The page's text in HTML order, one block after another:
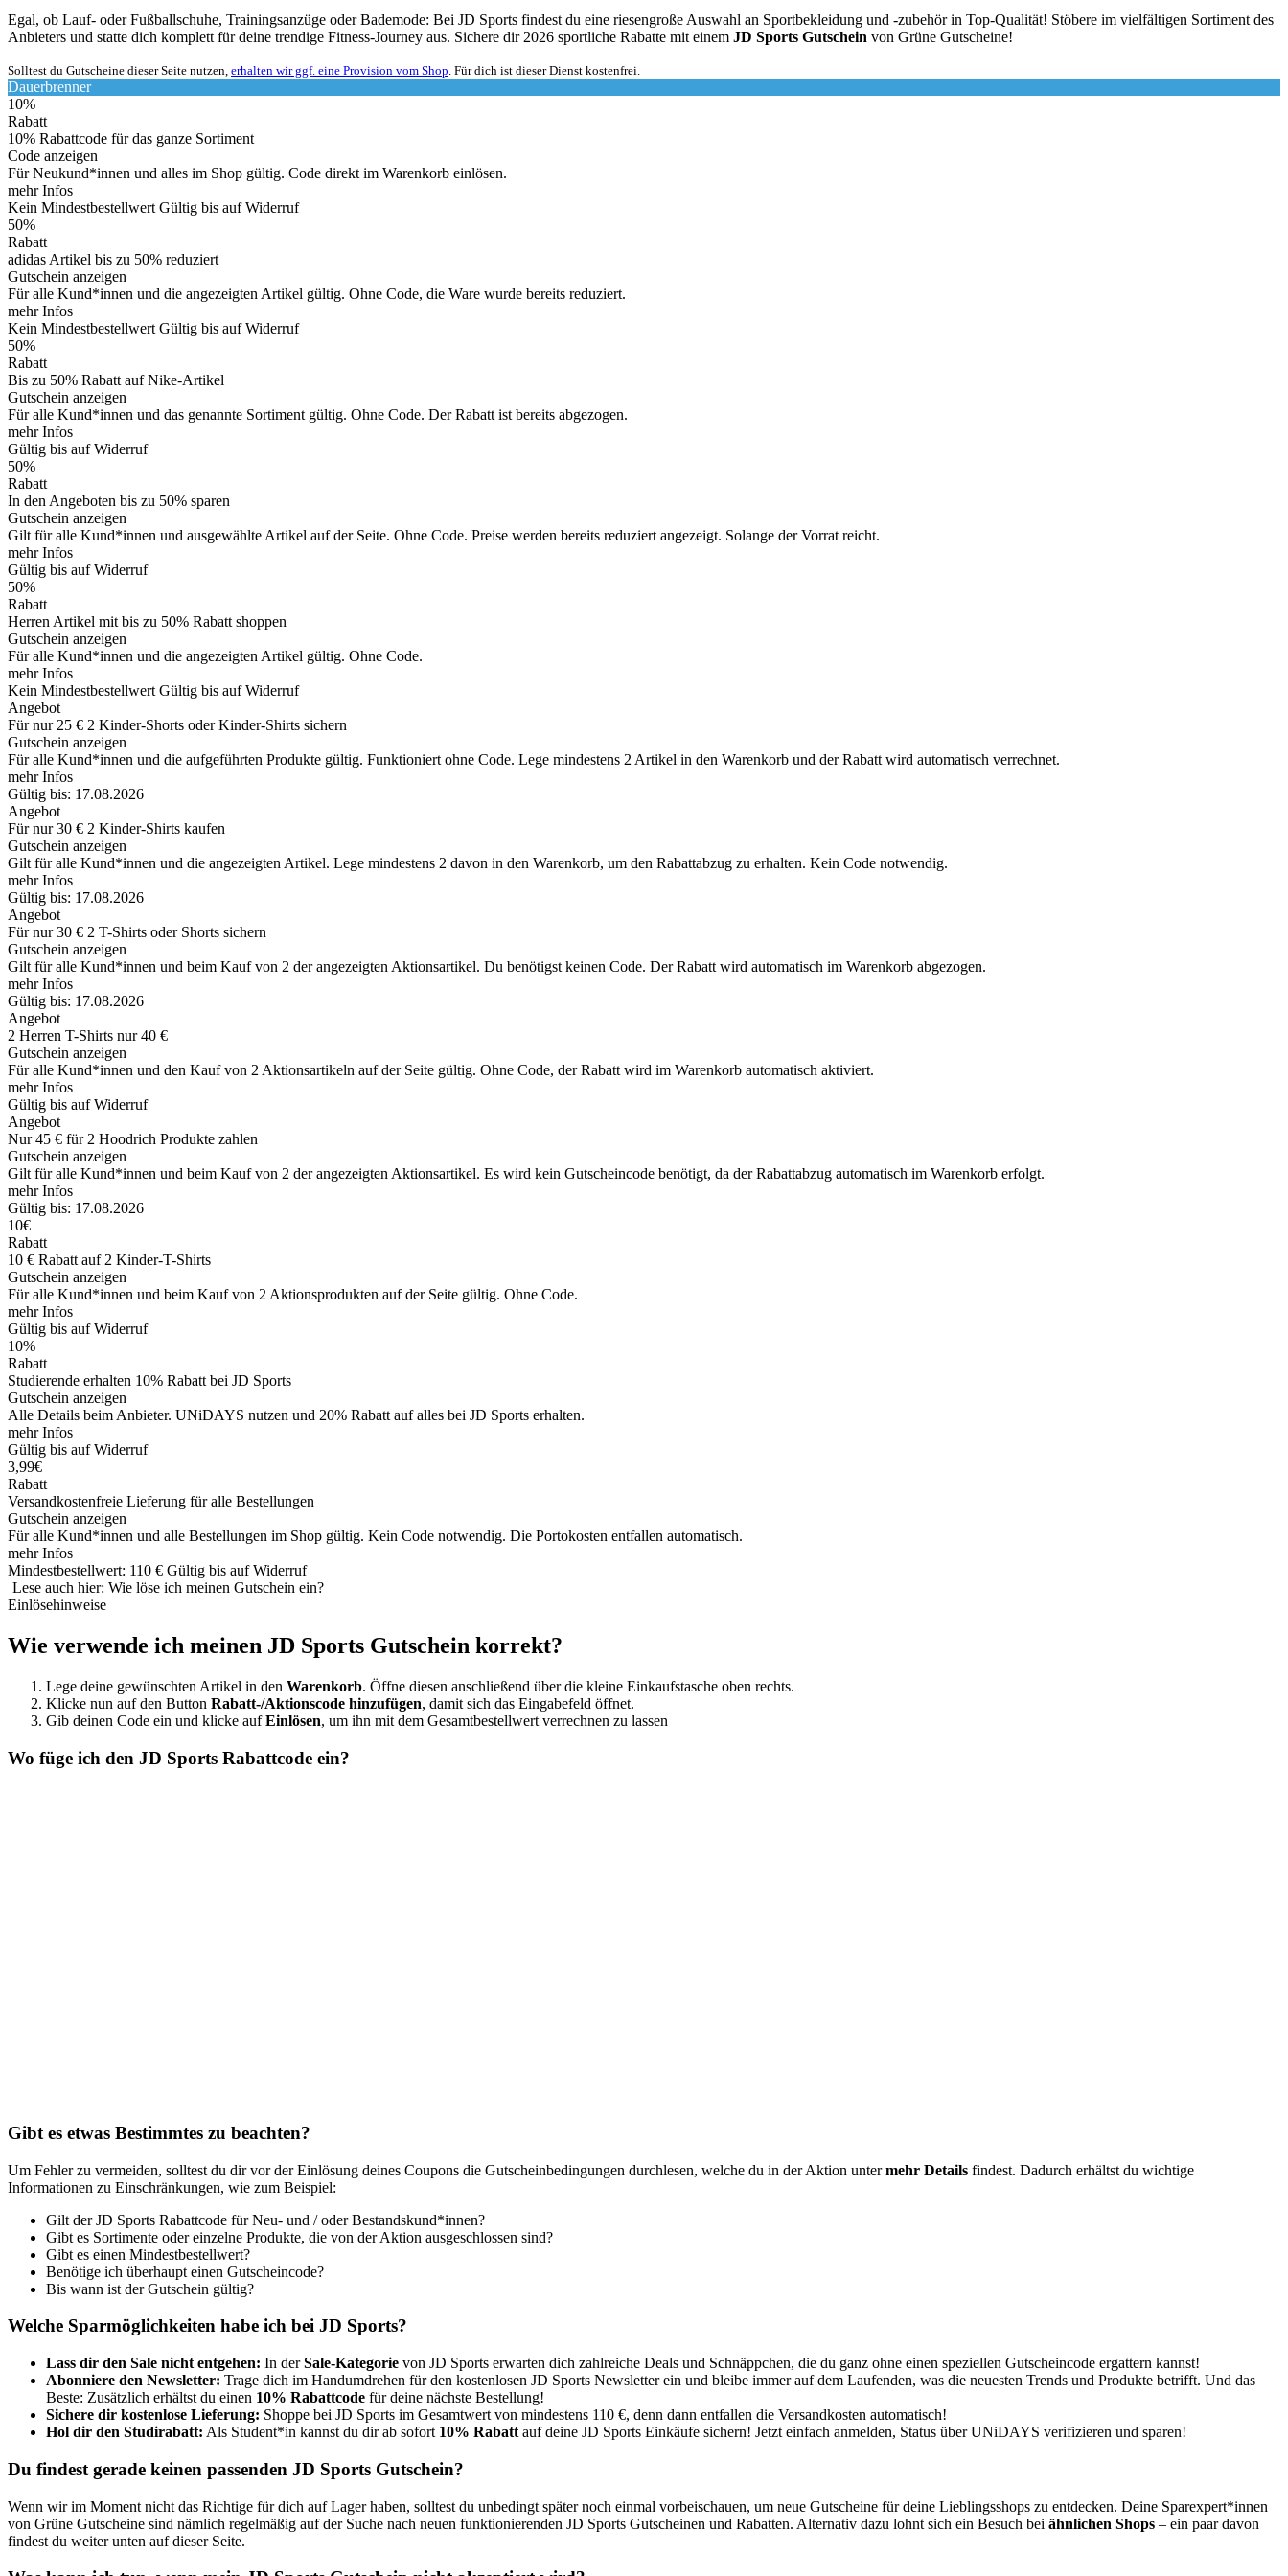
Egal, ob Lauf- oder Fußballschuhe, Trainingsanzüge oder Bademode: Bei JD Sports findest du eine riesengroße Auswahl an Sportbekleidung und -zubehör in Top-Qualität! Stöbere im vielfältigen Sortiment des
Anbieters und statte dich komplett für deine trendige Fitness-Journey aus. Sichere dir 2026 sportliche Rabatte mit einem JD Sports Gutschein von Grüne Gutscheine!
Solltest du Gutscheine dieser Seite nutzen, erhalten wir ggf. eine Provision vom Shop . Für dich ist dieser Dienst kostenfrei.
Dauerbrenner
10%
Rabatt
10% Rabattcode für das ganze Sortiment
Code anzeigen
Für Neukund*innen und alles im Shop gültig. Code direkt im Warenkorb einlösen.
mehr Infos
Kein Mindestbestellwert Gültig bis auf Widerruf
50%
Rabatt
adidas Artikel bis zu 50% reduziert
Gutschein anzeigen
Für alle Kund*innen und die angezeigten Artikel gültig. Ohne Code, die Ware wurde bereits reduziert.
mehr Infos
Kein Mindestbestellwert Gültig bis auf Widerruf
50%
Rabatt
Bis zu 50% Rabatt auf Nike-Artikel
Gutschein anzeigen
Für alle Kund*innen und das genannte Sortiment gültig. Ohne Code. Der Rabatt ist bereits abgezogen.
mehr Infos
Gültig bis auf Widerruf
50%
Rabatt
In den Angeboten bis zu 50% sparen
Gutschein anzeigen
Gilt für alle Kund*innen und ausgewählte Artikel auf der Seite. Ohne Code. Preise werden bereits reduziert angezeigt. Solange der Vorrat reicht.
mehr Infos
Gültig bis auf Widerruf
50%
Rabatt
Herren Artikel mit bis zu 50% Rabatt shoppen
Gutschein anzeigen
Für alle Kund*innen und die angezeigten Artikel gültig. Ohne Code.
mehr Infos
Kein Mindestbestellwert Gültig bis auf Widerruf
Angebot
Für nur 25 € 2 Kinder-Shorts oder Kinder-Shirts sichern
Gutschein anzeigen
Für alle Kund*innen und die aufgeführten Produkte gültig. Funktioniert ohne Code. Lege mindestens 2 Artikel in den Warenkorb und der Rabatt wird automatisch verrechnet.
mehr Infos
Gültig bis: 17.08.2026
Angebot
Für nur 30 € 2 Kinder-Shirts kaufen
Gutschein anzeigen
Gilt für alle Kund*innen und die angezeigten Artikel. Lege mindestens 2 davon in den Warenkorb, um den Rabattabzug zu erhalten. Kein Code notwendig.
mehr Infos
Gültig bis: 17.08.2026
Angebot
Für nur 30 € 2 T-Shirts oder Shorts sichern
Gutschein anzeigen
Gilt für alle Kund*innen und beim Kauf von 2 der angezeigten Aktionsartikel. Du benötigst keinen Code. Der Rabatt wird automatisch im Warenkorb abgezogen.
mehr Infos
Gültig bis: 17.08.2026
Angebot
2 Herren T-Shirts nur 40 €
Gutschein anzeigen
Für alle Kund*innen und den Kauf von 2 Aktionsartikeln auf der Seite gültig. Ohne Code, der Rabatt wird im Warenkorb automatisch aktiviert.
mehr Infos
Gültig bis auf Widerruf
Angebot
Nur 45 € für 2 Hoodrich Produkte zahlen
Gutschein anzeigen
Gilt für alle Kund*innen und beim Kauf von 2 der angezeigten Aktionsartikel. Es wird kein Gutscheincode benötigt, da der Rabattabzug automatisch im Warenkorb erfolgt.
mehr Infos
Gültig bis: 17.08.2026
10€
Rabatt
10 € Rabatt auf 2 Kinder-T-Shirts
Gutschein anzeigen
Für alle Kund*innen und beim Kauf von 2 Aktionsprodukten auf der Seite gültig. Ohne Code.
mehr Infos
Gültig bis auf Widerruf
10%
Rabatt
Studierende erhalten 10% Rabatt bei JD Sports
Gutschein anzeigen
Alle Details beim Anbieter. UNiDAYS nutzen und 20% Rabatt auf alles bei JD Sports erhalten.
mehr Infos
Gültig bis auf Widerruf
3,99€
Rabatt
Versandkostenfreie Lieferung für alle Bestellungen
Gutschein anzeigen
Für alle Kund*innen und alle Bestellungen im Shop gültig. Kein Code notwendig. Die Portokosten entfallen automatisch.
mehr Infos
Mindestbestellwert: 110 € Gültig bis auf Widerruf
Lese auch hier: Wie löse ich meinen Gutschein ein?
Einlösehinweise
Wie verwende ich meinen JD Sports Gutschein korrekt?
Lege deine gewünschten Artikel in den Warenkorb. Öffne diesen anschließend über die kleine Einkaufstasche oben rechts.
Klicke nun auf den Button Rabatt-/Aktionscode hinzufügen, damit sich das Eingabefeld öffnet.
Gib deinen Code ein und klicke aufEinlösen, um ihn mit dem Gesamtbestellwert verrechnen zu lassen
Wo füge ich den JD Sports Rabattcode ein?
Gibt es etwas Bestimmtes zu beachten?
Um Fehler zu vermeiden, solltest du dir vor der Einlösung deines Coupons die Gutscheinbedingungen durchlesen, welche du in der Aktion untermehr Details findest. Dadurch erhältst du wichtige
Informationen zu Einschränkungen, wie zum Beispiel:
Gilt der JD Sports Rabattcode für Neu- und / oder Bestandskund*innen?
Gibt es Sortimente oder einzelne Produkte, die von der Aktion ausgeschlossen sind?
Gibt es einen Mindestbestellwert?
Benötige ich überhaupt einen Gutscheincode?
Bis wann ist der Gutschein gültig?
Welche Sparmöglichkeiten habe ich bei JD Sports?
Lass dir den Sale nicht entgehen: In derSale-Kategorie von JD Sports erwarten dich zahlreiche Deals und Schnäppchen, die du ganz ohne einen speziellen Gutscheincode ergattern kannst!
Abonniere den Newsletter: Trage dich im Handumdrehen für den kostenlosen JD Sports Newsletter ein und bleibe immer auf dem Laufenden, was die neuesten Trends und Produkte betrifft. Und das
Beste: Zusätzlich erhältst du einen 10% Rabattcode für deine nächste Bestellung!
Sichere dir kostenlose Lieferung: Shoppe bei JD Sports im Gesamtwert von mindestens 110 €, denn dann entfallen die Versandkosten automatisch!
Hol dir den Studirabatt: Als Student*in kannst du dir ab sofort 10% Rabatt auf deine JD Sports Einkäufe sichern! Jetzt einfach anmelden, Status über UNiDAYS verifizieren und sparen!
Du findest gerade keinen passenden JD Sports Gutschein?
Wenn wir im Moment nicht das Richtige für dich auf Lager haben, solltest du unbedingt später noch einmal vorbeischauen, um neue Gutscheine für deine Lieblingsshops zu entdecken. Deine Sparexpert*innen
von Grüne Gutscheine sind nämlich regelmäßig auf der Suche nach neuen funktionierenden JD Sports Gutscheinen und Rabatten. Alternativ dazu lohnt sich ein Besuch bei ähnlichen Shops – ein paar davon
findest du weiter unten auf dieser Seite.